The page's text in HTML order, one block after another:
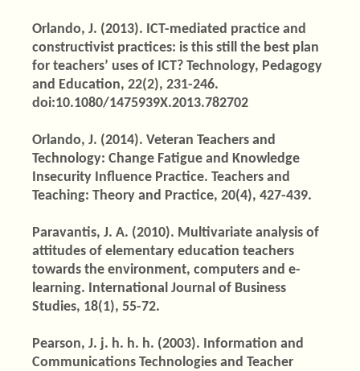
Orlando, J. (2013). ICT-mediated practice and
constructivist practices: is this still the best plan
for teachers’ uses of ICT? Technology, Pedagogy
and Education, 22(2), 231-246.
doi:10.1080/1475939X.2013.782702
Orlando, J. (2014). Veteran Teachers and
Technology: Change Fatigue and Knowledge
Insecurity Influence Practice. Teachers and
Teaching: Theory and Practice, 20(4), 427-439.
Paravantis, J. A. (2010). Multivariate analysis of
attitudes of elementary education teachers
towards the environment, computers and e-
learning. International Journal of Business
Studies, 18(1), 55-72.
Pearson, J. j. h. h. h. (2003). Information and
Communications Technologies and Teacher